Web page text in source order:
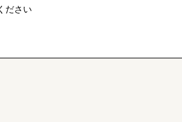
ださい